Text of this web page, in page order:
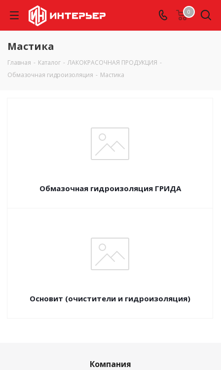
0
Мастика
Главная - Каталог - ЛАКОКРАСОЧНАЯ ПРОДУКЦИЯ -
Обмазочная гидроизоляция - Мастика
Обмазочная гидроизоляция ГРИДА
Основит (очистители и гидроизоляция)
Компания